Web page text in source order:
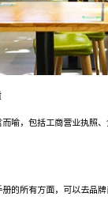
喻，包括工商营业执照
的所有方面，可以去品